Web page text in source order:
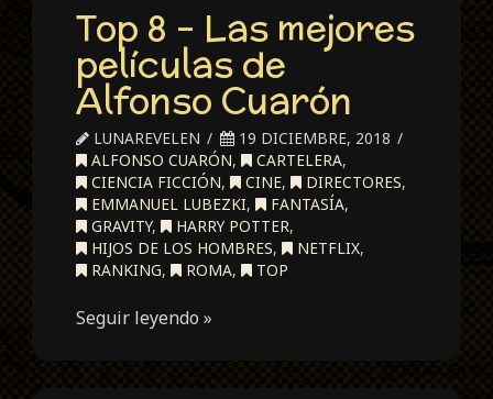
Top 8 – Las mejores
películas de
Alfonso Cuarón
LUNAREVELEN
19 DICIEMBRE, 2018
ALFONSO CUARÓN, CARTELERA,
CIENCIA FICCIÓN, CINE, DIRECTORES,
EMMANUEL LUBEZKI, FANTASÍA,
GRAVITY, HARRY POTTER,
HIJOS DE LOS HOMBRES, NETFLIX,
RANKING, ROMA, TOP
Seguir leyendo »